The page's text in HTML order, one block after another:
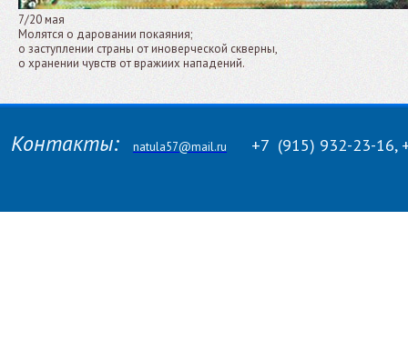
7/20 мая
Молятся о даровании покаяния;
о заступлении страны от иноверческой скверны,
о хранении чувств от вражиих нападений.
Контакты: natula57@mail.ru +7 (915) 932-23-16,